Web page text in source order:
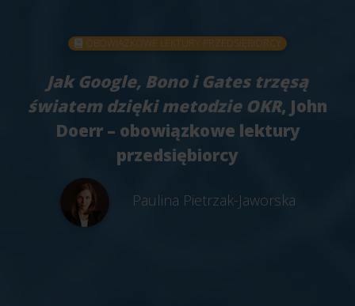
OBOWIĄZKOWE LEKTURY PRZEDSIĘBIORCY
Jak Google, Bono i Gates trzęsą
światem dzięki metodzie OKR, John
Doerr – obowiązkowe lektury
przedsiębiorcy
Paulina Pietrzak-Jaworska